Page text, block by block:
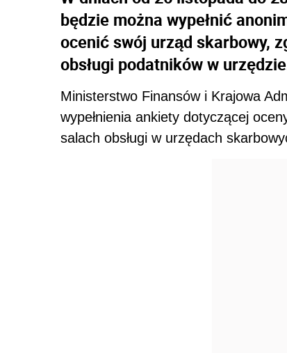
będzie można wypełnić
ocenić swój urząd skarbowy,
obsługi podatników w
Ministerstwo Finansów i Krajowa
wypełnienia ankiety dotyczącej
salach obsługi w urzędach